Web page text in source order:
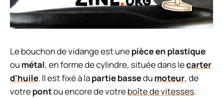
Le bouchon de vidange est unepièce en plastique
ou métal, en forme de cylindre, située dans lecarter
d’huile. Il est fixé à lapartie bassedu moteur, de
votrepontou encore de votreboîte de vitesses.